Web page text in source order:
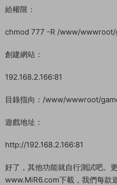
給權限：
chmod 777 -R /www/wwwroot/
創建網站：
192.168.2.166:81
目錄指向：/www/wwwroot/
遊戲地址：
http://192.168.2.166:81
好了，其他功能就自行測試吧。
www.MiR6.com下載，我們每款